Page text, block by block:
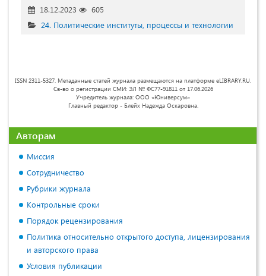
18.12.2023
605
24. Политические институты, процессы и технологии
ISSN 2311-5327. Метаданные статей журнала размещаются на платформе eLIBRARY.RU.
Св-во о регистрации СМИ: ЭЛ № ФС77-91811 от 17.06.2026
Учредитель журнала: ООО «Юниверсум»
Главный редактор - Блейх Надежда Оскаровна.
Авторам
Миссия
Сотрудничество
Рубрики журнала
Контрольные сроки
Порядок рецензирования
Политика относительно открытого доступа, лицензирования
и авторского права
Условия публикации